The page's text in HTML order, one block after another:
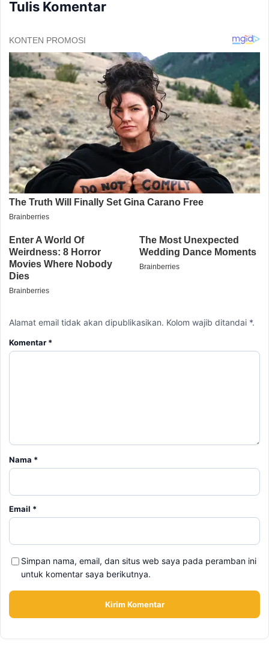
Tulis Komentar
Alamat email tidak akan dipublikasikan. Kolom wajib ditandai *.
Komentar *
Nama *
Email *
Simpan nama, email, dan situs web saya pada peramban ini
untuk komentar saya berikutnya.